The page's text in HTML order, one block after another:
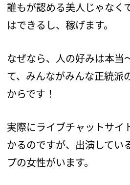
誰もが認める美人じゃなく
はできるし、稼げます。
なぜなら、人の好みは本当
て、みんながみんな正統派
からです！
実際にライブチャットサイ
かるのですが、出演してい
プの女性がいます。